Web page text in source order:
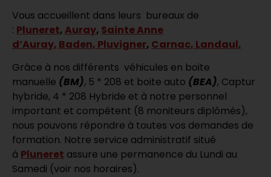
Vous accueillent dans leurs bureaux de
: Pluneret,Auray, Sainte Anne
d’Auray, Baden, Pluvigner, Carnac, Landaul,
Grâce à nos différents véhicules en boite
manuelle (BM), 5 * 208 et boite auto (BEA), Captur
hybride, 4 * 208 Hybride et à notre personnel
important et compétent (8 moniteurs diplômés),
nous pouvons répondre à toutes vos demandes de
formation. Notre service administratif situé
à Pluneret assure une permanence du Lundi au
Samedi (voir nos horaires).